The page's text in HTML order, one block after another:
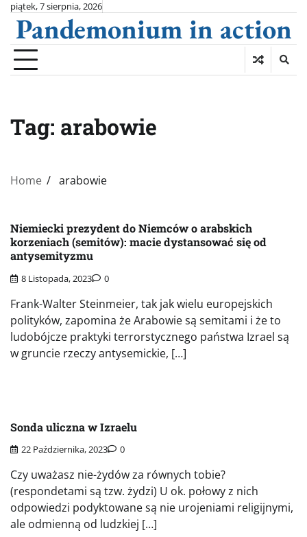
Skip
content
piątek, 7 sierpnia, 2026
Pandemonium in action
Tag: arabowie
Home arabowie
Niemiecki prezydent do Niemców o arabskich
korzeniach (semitów): macie dystansować się od
antysemityzmu
8 Listopada, 2023 0
Frank-Walter Steinmeier, tak jak wielu europejskich
polityków, zapomina że Arabowie są semitami i że to
ludobójcze praktyki terrorstycznego państwa Izrael są
w gruncie rzeczy antysemickie, […]
Sonda uliczna w Izraelu
22 Października, 2023 0
Czy uważasz nie-żydów za równych tobie?
(respondetami są tzw. żydzi) U ok. połowy z nich
odpowiedzi podyktowane są nie urojeniami religijnymi,
ale odmienną od ludzkiej […]